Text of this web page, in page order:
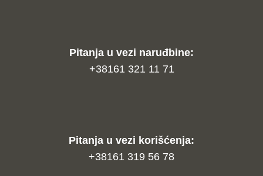
Pitanja u vezi naruđbine:
+38161 321 11 71
Pitanja u vezi korišćenja:
+38161 319 56 78